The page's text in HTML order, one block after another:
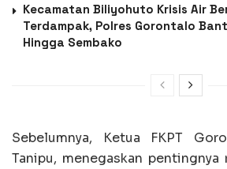
Kecamatan Biliyohuto Krisis Air
Terdampak, Polres Gorontalo
Hingga Sembako
Sebelumnya, Ketua FKPT
Tanipu, menegaskan